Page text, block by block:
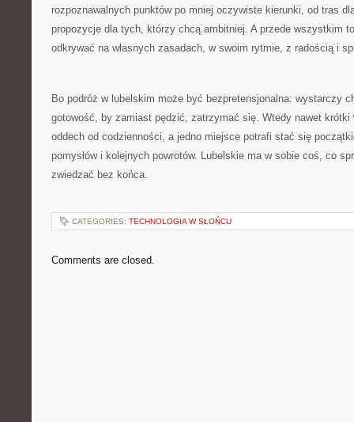
rozpoznawalnych punktów po mniej oczywiste kierunki, od tras
propozycje dla tych, którzy chcą ambitniej. A przede wszystkim
odkrywać na własnych zasadach, w swoim rytmie, z radością i
Bo podróż w lubelskim może być bezpretensjonalna: wystarczy
gotowość, by zamiast pędzić, zatrzymać się. Wtedy nawet krótki
oddech od codzienności, a jedno miejsce potrafi stać się
pomysłów i kolejnych powrotów. Lubelskie ma w sobie coś, co
zwiedzać bez końca.
CATEGORIES: TECHNOLOGIA W SŁOŃCU
Comments are closed.